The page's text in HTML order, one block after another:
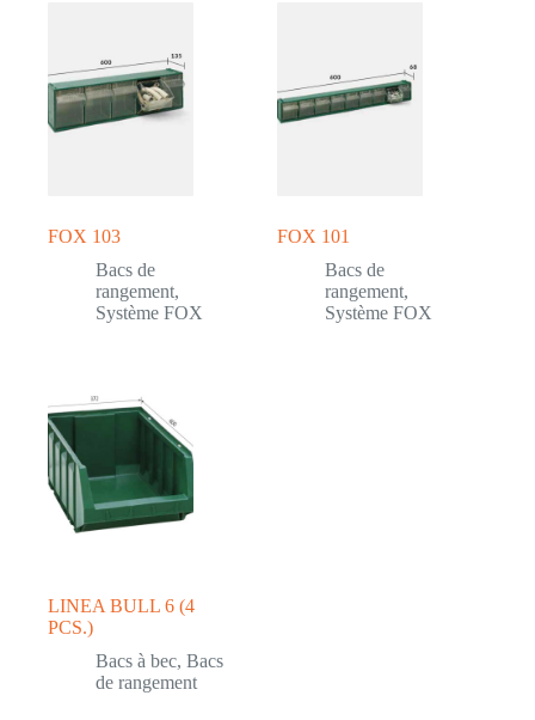
FOX 103
Bacs de
rangement,
Système FOX
FOX 101
Bacs de
rangement,
Système FOX
LINEA BULL 6 (4
PCS.)
Bacs à bec, Bacs
de rangement